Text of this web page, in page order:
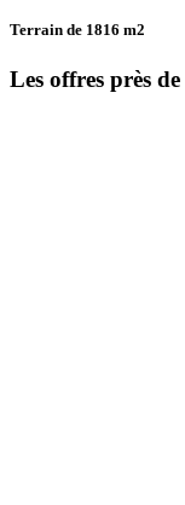
Terrain de 1816 m2
Les offres près de